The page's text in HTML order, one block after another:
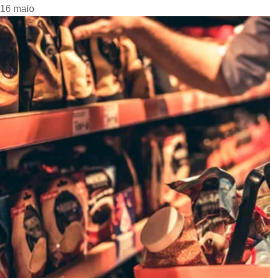
16 maio